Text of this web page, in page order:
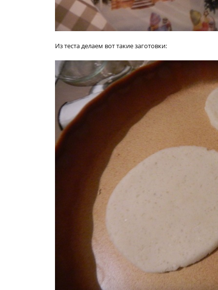
Из теста делаем вот такие заготовки: